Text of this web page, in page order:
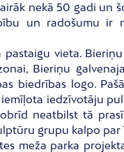
nekā 50 gadi un
un radošumu ir
vieta.
Bieriņu
biedrības logo.
iedzīvotāju
neatbilst tā
grupu kalpo
meža parka